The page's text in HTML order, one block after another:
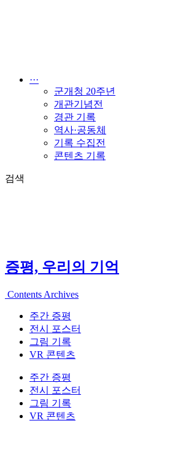
···
군개청 20주년
개관기념전
경관 기록
역사·공동체
기록 수집전
콘텐츠 기록
검색
증평, 우리의 기억
Contents Archives
주간 증평
전시 포스터
그림 기록
VR 콘텐츠
주간 증평
전시 포스터
그림 기록
VR 콘텐츠